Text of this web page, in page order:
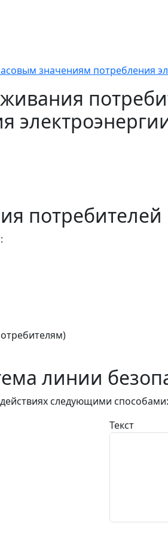
значениям потребления
потребителей
линии
следующими способами:
Текст